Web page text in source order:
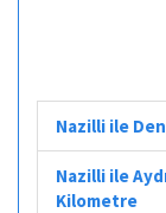
Nazilli ile
Nazilli ile
Kilometre